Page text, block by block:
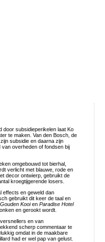
door subsidieperikelen laat Ko
te maken. Van den Bosch, de
subsidie en daarna zijn
van overheden of fondsen bij
omgebouwd tot bierhal,
verlicht met blauwe, rode en
decor ontwierp, gebruikt de
kroegtijgerende losers.
effects en geweld dan
gebruikt dit keer de taal en
Kooien Paradise Hotel
en gerookt wordt.
en van
scherp commentaar te
omdat in de maakbare
had er wel pap van gelust.